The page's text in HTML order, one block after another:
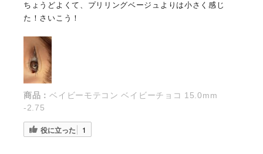
ちょうどよくて、プリリングベージュよりは小さく感じ
た！さいこう！
商品：ベイビーモテコン ベイビーチョコ 15.0mm
-2.75
役に立った 1